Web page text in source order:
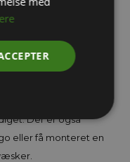
og
med at de
transport.
ideelle til at optimere
uden risiko for, at
Der er også
eller få monteret en